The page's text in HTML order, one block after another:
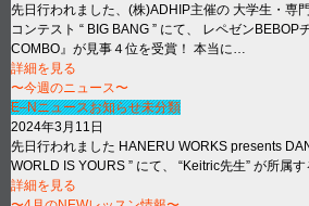
先日行われました、(株)ADHIP主催の 大学生・専
コンテスト “ BIG BANG ” にて、 レペゼンBEBOP
COMBO』が見事４位を受賞！ 本当に…
詳細を見る
〜今週のニュース〜
E–Nニュースお知らせ未分類
2024年3月11日
先日行われました HANERU WORKS presents
WORLD IS YOURS ” にて、 “Keitric先生” が所属
詳細を見る